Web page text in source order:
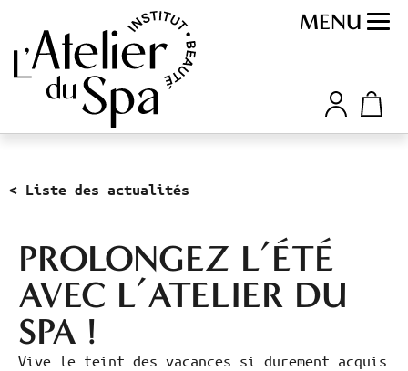
MENU
< Liste des actualités
PROLONGEZ L’ÉTÉ
AVEC L’ATELIER DU
SPA !
Vive le teint des vacances si durement acquis